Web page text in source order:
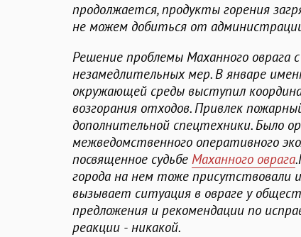
продолжается, продукты горения
не можем добиться от
Решение проблемы Маханного оврага
незамедлительных мер. В январе
окружающей среды выступил
возгорания отходов. Привлек
дополнительной спецтехники. Было
межведомственного оперативного
посвященное судьбе Маханного оврага
города на нем тоже присутствовали
вызывает ситуация в овраге у
предложения и рекомендации по
реакции - никакой.